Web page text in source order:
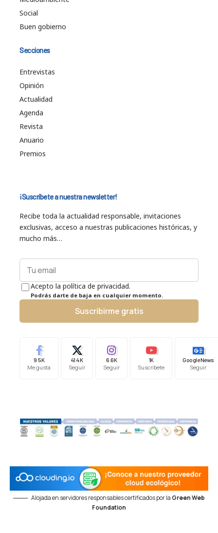
Social
Buen gobierno
Secciones
Entrevistas
Opinión
Actualidad
Agenda
Revista
Anuario
Premios
¡Suscríbete a nuestra newsletter!
Recibe toda la actualidad responsable, invitaciones
exclusivas, acceso a nuestras publicaciones históricas, y
mucho más…
Acepto la política de privacidad.
Podrás darte de baja en cualquier momento.
Suscribirme gratis
9.5K
Me gusta
41.4K
Seguir
6.6K
Seguir
1K
Suscríbete
Google News
Seguir
Alojada en servidores responsables certificados por la Green Web
Foundation